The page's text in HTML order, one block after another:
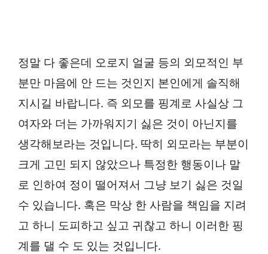
정말 다 좋은데 오로지 얼굴 등의 외모적인 부
분만 마음에 안 드는 것인지 본인에게 솔직해
지시길 바랍니다. 즉 외모를 핑계로 사실상 그
여자와 더는 가까워지기 싫은 것이 아닌지를
생각해보라는 것입니다. 딱히 외모라는 부분이
크게 고민 되지 않았으나 특정한 행동이나 말
로 인하여 정이 떨어져서 그냥 보기 싫은 것일
수 있습니다. 혹은 막상 한 사람을 책임을 지려
고 하니 도피하고 싶고 귀찮고 하니 이러한 핑
계를 댈 수 도 있는 것입니다.